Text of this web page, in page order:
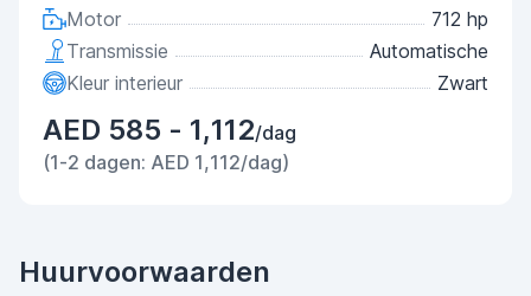
Motor
712 hp
Transmissie
Automatische
Kleur interieur
Zwart
AED 585 - 1,112/dag
(1-2 dagen: AED 1,112/dag)
Huurvoorwaarden